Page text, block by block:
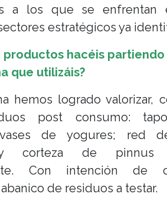
a los que se enfrentan
estratégicos ya
productos hacéis
que utilizáis?
hemos logrado valorizar,
post consumo:
de yogures; red
y corteza de pinnus
Con intención de
de residuos a testar.